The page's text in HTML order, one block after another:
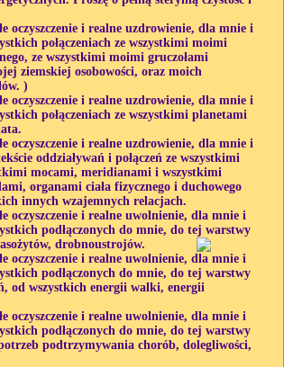
oczyszczenie i realne uzdrowienie, dla mnie i
połączeniach ze wszystkimi moimi
ze wszystkimi moimi gruczołami
ziemskiej osobowości, oraz moich
)
oczyszczenie i realne uzdrowienie, dla mnie i
połączeniach ze wszystkimi planetami
oczyszczenie i realne uzdrowienie, dla mnie i
oddziaływań i połączeń ze wszystkimi
mocami, meridianami i wszystkimi
organami ciała fizycznego i duchowego
innych wzajemnych relacjach.
oczyszczenie i realne uwolnienie, dla mnie i
podłączonych do mnie, do tej warstwy
drobnoustrojów.
oczyszczenie i realne uwolnienie, dla mnie i
podłączonych do mnie, do tej warstwy
od wszystkich energii walki, energii
oczyszczenie i realne uwolnienie, dla mnie i
podłączonych do mnie, do tej warstwy
podtrzymywania chorób, dolegliwości,